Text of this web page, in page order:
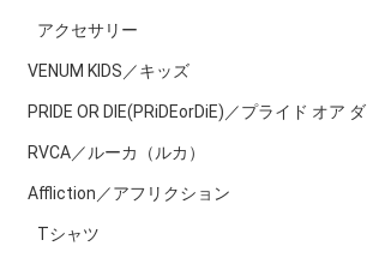
アクセサリー
VENUM KIDS／キッズ
PRIDE OR DIE(PRiDEorDiE)／プライド オア
RVCA／ルーカ（ルカ）
Affliction／アフリクション
Tシャツ